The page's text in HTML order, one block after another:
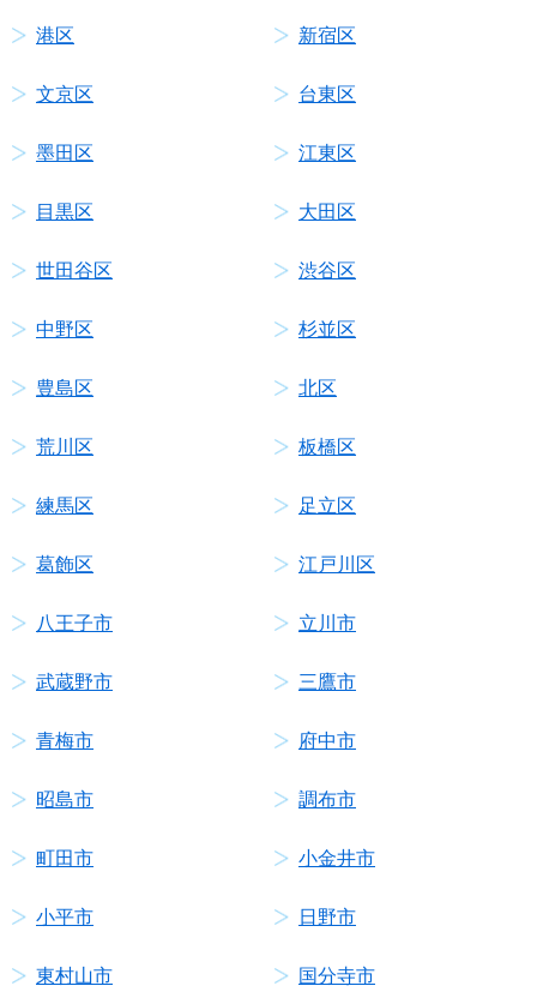
港区 新宿区
文京区 台東区
墨田区 江東区
目黒区 大田区
世田谷区 渋谷区
中野区 杉並区
豊島区 北区
荒川区 板橋区
練馬区 足立区
葛飾区 江戸川区
八王子市 立川市
武蔵野市 三鷹市
青梅市 府中市
昭島市 調布市
町田市 小金井市
小平市 日野市
東村山市 国分寺市